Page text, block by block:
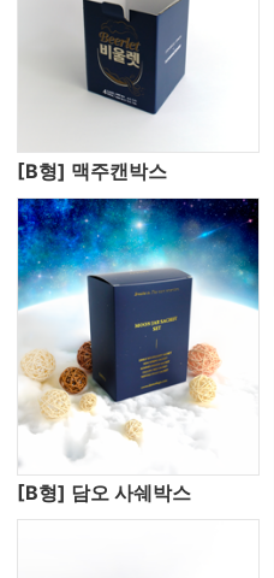
[B형] 맥주캔박스
[B형] 담오 사쉐박스